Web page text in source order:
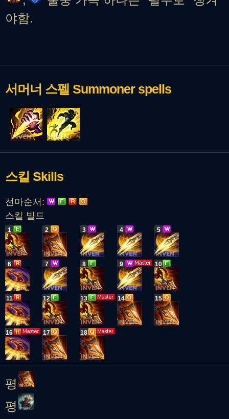
야함.
서머너 스펠 Summoner spells
스킬 Skills
선마순서:
스킬 빌드
1 2 3 4 5
6 7 8 9 10
11 12 13 14 15
16 17 18
평
평